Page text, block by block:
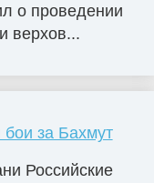
о проведении
верхов...
за Бахмут
Российские